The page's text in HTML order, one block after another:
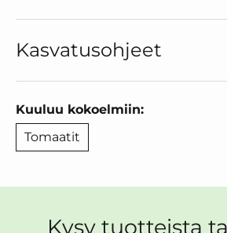
Kasvatusohjeet
Kuuluu kokoelmiin:
Tomaatit
Kysy tuotteista